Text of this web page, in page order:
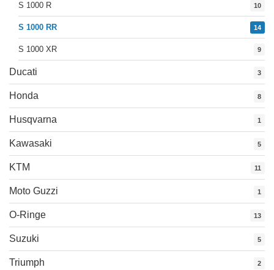
S 1000 R 10
S 1000 RR 14
S 1000 XR 9
Ducati 3
Honda 8
Husqvarna 1
Kawasaki 5
KTM 11
Moto Guzzi 1
O-Ringe 13
Suzuki 5
Triumph 2